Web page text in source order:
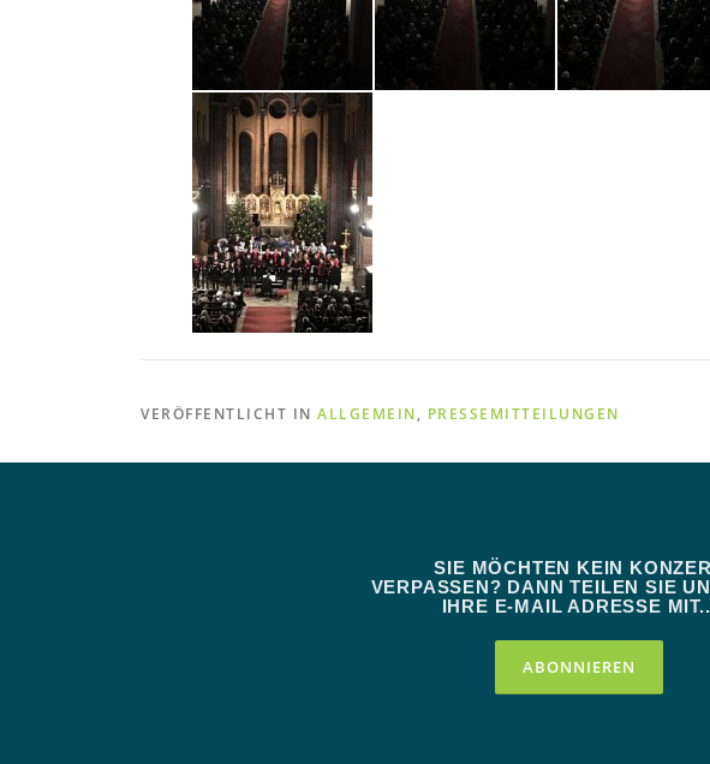
VERÖFFENTLICHT IN ALLGEMEIN, PRESSEMITTEILUNGEN
SIE MÖCHTEN KEIN
VERPASSEN? DANN TEILEN SIE
IHRE E-MAIL ADRESSE